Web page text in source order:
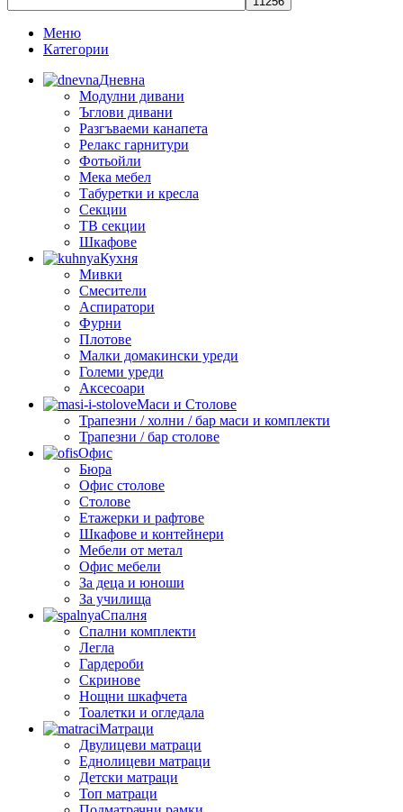
Меню
Категории
Дневна
Модулни дивани
Ъглови дивани
Разгъваеми канапета
Релакс гарнитури
Фотьойли
Мека мебел
Табуретки и кресла
Секции
ТВ секции
Шкафове
Кухня
Мивки
Смесители
Аспиратори
Фурни
Плотове
Малки домакински уреди
Големи уреди
Аксесоари
Маси и Столове
Трапезни / холни / бар маси и комплекти
Трапезни / бар столове
Офис
Бюра
Офис столове
Столове
Етажерки и рафтове
Шкафове и контейнери
Мебели от метал
Офис мебели
За деца и юноши
За училища
Спалня
Спални комплекти
Легла
Гардероби
Скринове
Нощни шкафчета
Тоалетки и огледала
Матраци
Двулицеви матраци
Еднолицеви матраци
Детски матраци
Топ матраци